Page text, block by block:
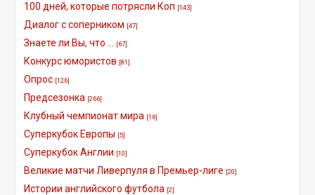
100 дней, которые потрясли Коп [143]
Диалог с соперником [47]
Знаете ли Вы, что ... [67]
Конкурс юмористов [81]
Опрос [126]
Предсезонка [266]
Клубный чемпионат мира [16]
Суперкубок Европы [5]
Суперкубок Англии [10]
Великие матчи Ливерпуля в Премьер-лиге [20]
Истории английского футбола [2]